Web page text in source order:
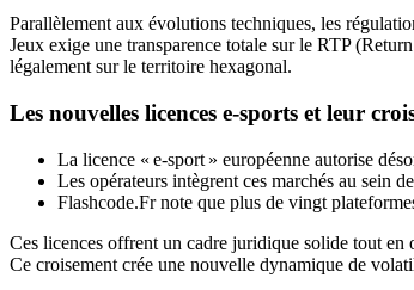
Parallèlement aux évolutions techniques, les
Jeux exige une transparence totale sur le RTP
légalement sur le territoire hexagonal.
Les nouvelles licences e‑sports et leur
La licence « e‑sport » européenne autorise
Les opérateurs intègrent ces marchés au sein
Flashcode.Fr note que plus de vingt
Ces licences offrent un cadre juridique solide tout
Ce croisement crée une nouvelle dynamique de